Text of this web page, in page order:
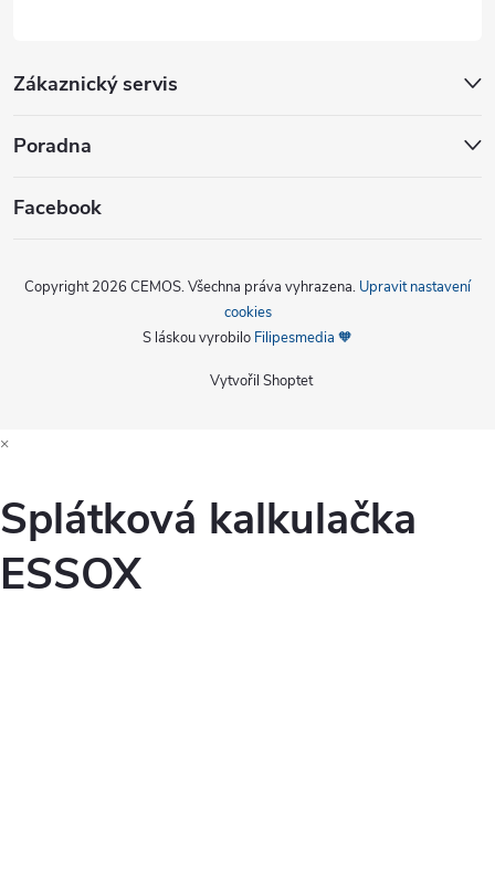
Zákaznický servis
Poradna
Facebook
Vytvořil Shoptet
Copyright 2026 CEMOS. Všechna práva vyhrazena. Upravit nastavení
cookies
S láskou vyrobilo Filipesmedia 🧡
×
Splátková kalkulačka
ESSOX